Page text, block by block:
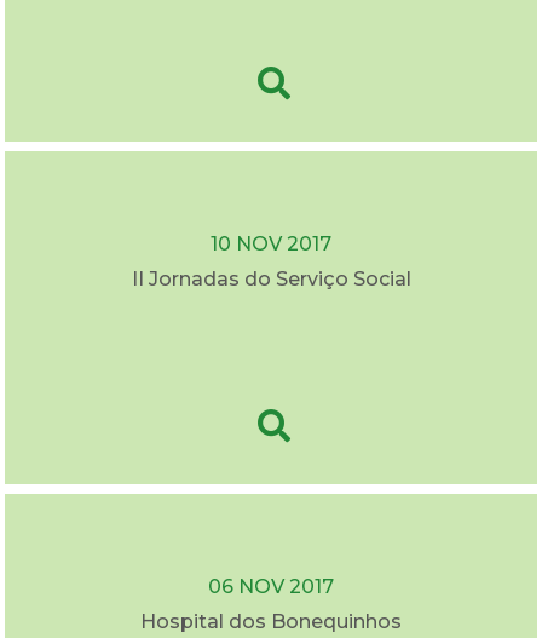
10 NOV 2017
II Jornadas do Serviço Social
06 NOV 2017
Hospital dos Bonequinhos